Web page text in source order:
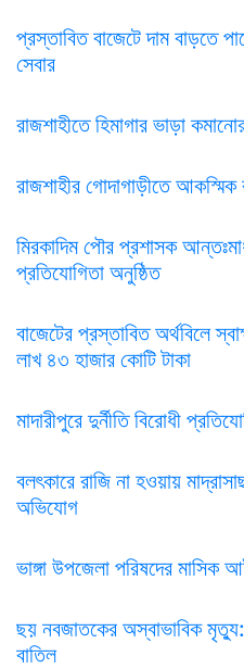
প্রস্তাবিত বাজেটে দাম বাড়তে
সেবার
রাজশাহীতে হিমাগার ভাড়া
রাজশাহীর গোদাগাড়ীতে
মিরকাদিম পৌর প্রশাসক
প্রতিযোগিতা অনুষ্ঠিত
বাজেটের প্রস্তাবিত অর্থবিলে
লাখ ৪৩ হাজার কোটি টাকা
মাদারীপুরে দুর্নীতি বিরোধী
বলৎকারে রাজি না হওয়ায়
অভিযোগ
ভাঙ্গা উপজেলা পরিষদের মাসিক
ছয় নবজাতকের অস্বাভাবিক
বাতিল